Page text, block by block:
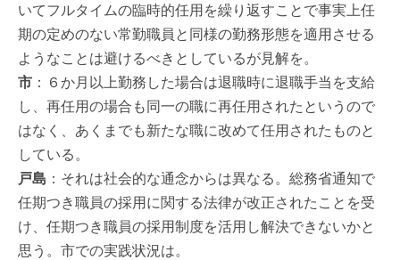
いてフルタイムの臨時的任用を繰り返すことで事実上任
期の定めのない常勤職員と同様の勤務形態を適用させる
ようなことは避けるべきとしているが見解を。
市 ：６か月以上勤務した場合は退職時に退職手当を支給
し、再任用の場合も同一の職に再任用されたというので
はなく、あくまでも新たな職に改めて任用されたものと
している。
戸島 ：それは社会的な通念からは異なる。総務省通知で
任期つき職員の採用に関する法律が改正されたことを受
け、任期つき職員の採用制度を活用し解決できないかと
思う。市での実践状況は。